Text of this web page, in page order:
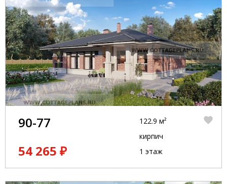
90-77
54 265 ₽
122.9 м²
кирпич
1 этаж